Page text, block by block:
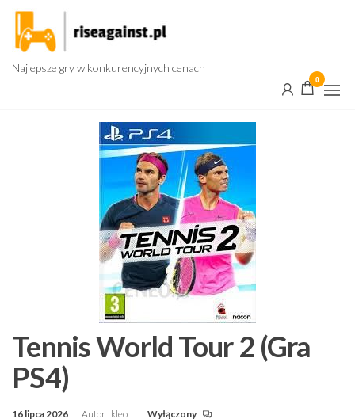
Przejdź
treści
Najlepsze gry w konkurencyjnych cenach
0
Tennis World Tour 2 (Gra
PS4)
16 lipca 2026 Autor kleo Wyłączony